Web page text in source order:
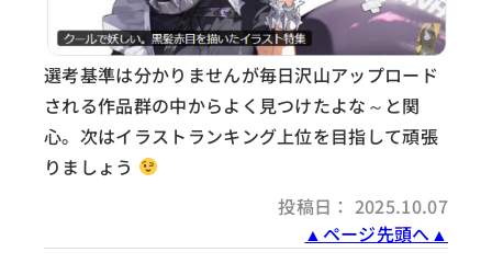
選考基準は分かりませんが毎日沢山アップロード
される作品群の中からよく見つけたよな～と関
心。次はイラストランキング上位を目指して頑張
りましょう
投稿日： 2025.10.07
▲ページ先頭へ▲